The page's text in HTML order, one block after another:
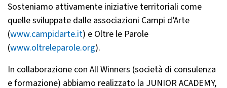
Sosteniamo attivamente iniziative territoriali come
quelle sviluppate dalle associazioni Campi d’Arte
(www.campidarte.it) e Oltre le Parole
(www.oltreleparole.org).
In collaborazione con All Winners (società di consulenza
e formazione) abbiamo realizzato la JUNIOR ACADEMY,